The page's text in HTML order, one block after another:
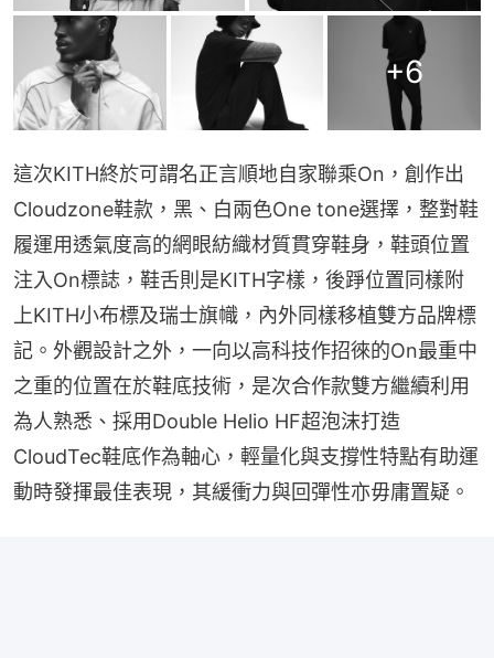
+6
這次KITH終於可謂名正言順地自家聯乘On，創作出
Cloudzone鞋款，黑、白兩色One tone選擇，整對鞋
履運用透氣度高的網眼紡織材質貫穿鞋身，鞋頭位置
注入On標誌，鞋舌則是KITH字樣，後踭位置同樣附
上KITH小布標及瑞士旗幟，內外同樣移植雙方品牌標
記。外觀設計之外，一向以高科技作招徠的On最重中
之重的位置在於鞋底技術，是次合作款雙方繼續利用
為人熟悉、採用Double Helio HF超泡沫打造
CloudTec鞋底作為軸心，輕量化與支撐性特點有助運
動時發揮最佳表現，其緩衝力與回彈性亦毋庸置疑。